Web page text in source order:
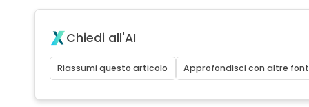
Chiedi all'AI
Riassumi questo articolo Approfondisci con altre